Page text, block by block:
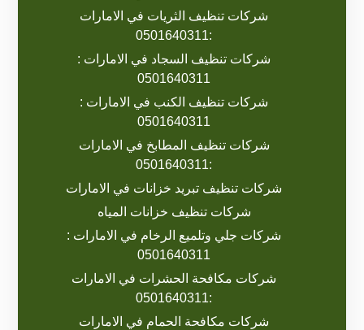
شركات تنظيف الثريات في الامارات
:0501640311
شركات تنظيف السجاد في الامارات :
0501640311
شركات تنظيف الكنب في الامارات :
0501640311
شركات تنظيف المطابخ في الامارات
:0501640311
شركات تنظيف تبريد خزانات في الامارات
شركات تنظيف خزانات المياه
شركات جلي وتلميع الرخام في الامارات :
0501640311
شركات مكافحة الحشرات في الامارات
:0501640311
شركات مكافحة الحمام في الامارات